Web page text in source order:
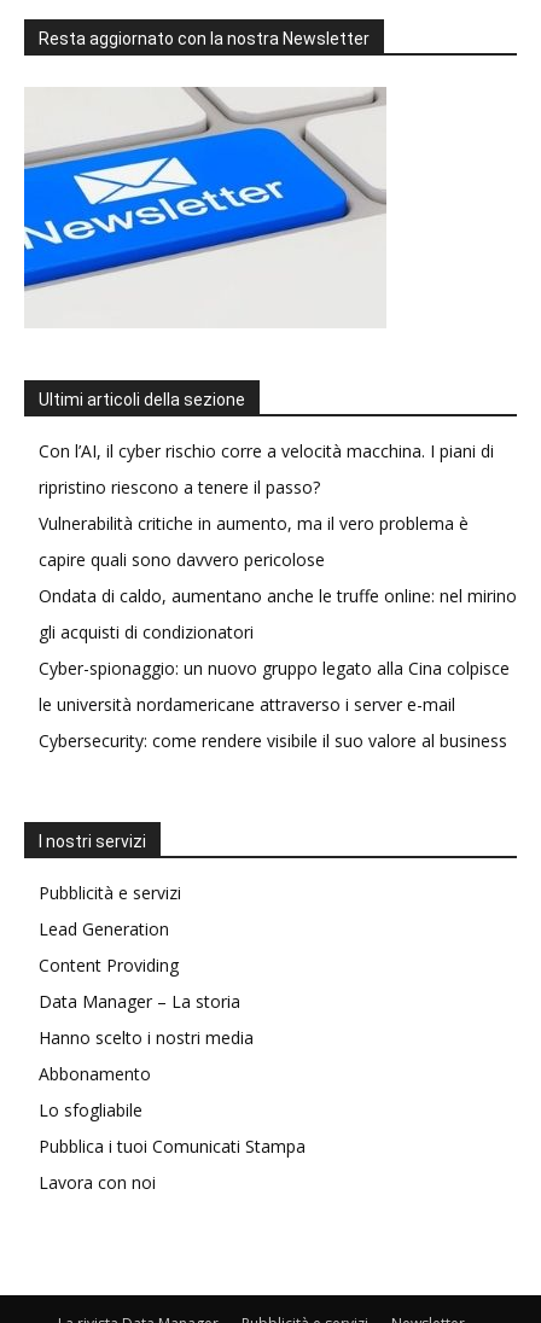
Resta aggiornato con la nostra Newsletter
Ultimi articoli della sezione
Con l’AI, il cyber rischio corre a velocità macchina. I piani di
ripristino riescono a tenere il passo?
Vulnerabilità critiche in aumento, ma il vero problema è
capire quali sono davvero pericolose
Ondata di caldo, aumentano anche le truffe online: nel mirino
gli acquisti di condizionatori
Cyber-spionaggio: un nuovo gruppo legato alla Cina colpisce
le università nordamericane attraverso i server e-mail
Cybersecurity: come rendere visibile il suo valore al business
I nostri servizi
Pubblicità e servizi
Lead Generation
Content Providing
Data Manager – La storia
Hanno scelto i nostri media
Abbonamento
Lo sfogliabile
Pubblica i tuoi Comunicati Stampa
Lavora con noi